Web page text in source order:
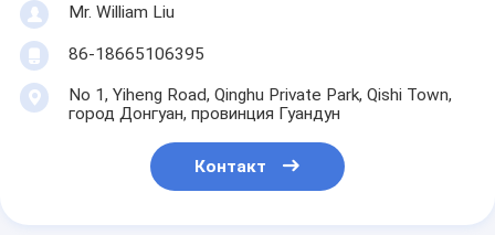
Mr. William Liu
86-18665106395
No 1, Yiheng Road, Qinghu Private Park, Qishi Town,
город Донгуан, провинция Гуандун
Контакт